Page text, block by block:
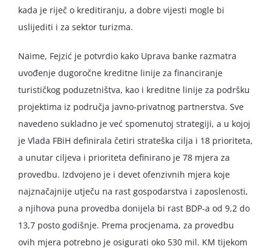
kada je riječ o kreditiranju, a dobre vijesti mogle bi
uslijediti i za sektor turizma.
Naime, Fejzić je potvrdio kako Uprava banke razmatra
uvođenje dugoročne kreditne linije za financiranje
turističkog poduzetništva, kao i kreditne linije za podršku
projektima iz područja javno-privatnog partnerstva. Sve
navedeno sukladno je već spomenutoj strategiji, a u kojoj
je Vlada FBiH definirala četiri strateška cilja i 18 prioriteta,
a unutar ciljeva i prioriteta definirano je 78 mjera za
provedbu. Izdvojeno je i devet ofenzivnih mjera koje
najznačajnije utječu na rast gospodarstva i zaposlenosti,
a njihova puna provedba donijela bi rast BDP-a od 9,2 do
13,7 posto godišnje. Prema procjenama, za provedbu
ovih mjera potrebno je osigurati oko 530 mil. KM tijekom